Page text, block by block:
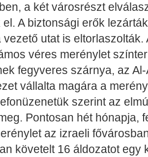
a két városrészt
A biztonsági erők
vezető utat is
véres merénylet
fegyveres szárnya, az
vállalta magára a
szerint az
Pontosan hét hónapja,
az izraeli
követelt 16 áldozatot egy